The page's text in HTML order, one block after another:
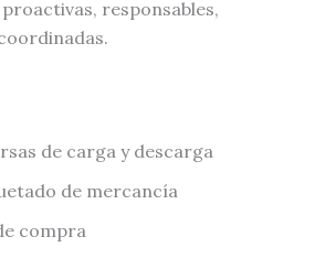
responsables,
de carga y descarga
de mercancía
compra